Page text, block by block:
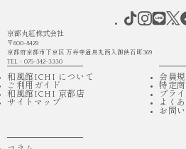
京都丸紅株式会社
〒600-8429
京都府京都市下京区 万寿寺通烏丸西入御供石町369
TEL：075-342-3330
和風館ICHI について
ご利用ガイド
和風館ICHI 京都店
サイトマップ
会員
特定
プラ
よく
お問